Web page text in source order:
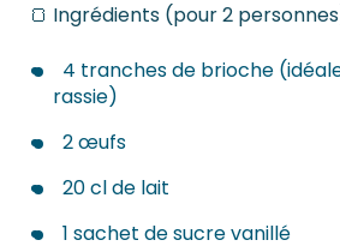
🍞 Ingrédients (pour 2
4 tranches de brioche
rassie)
2 œufs
20 cl de lait
1 sachet de sucre vanillé